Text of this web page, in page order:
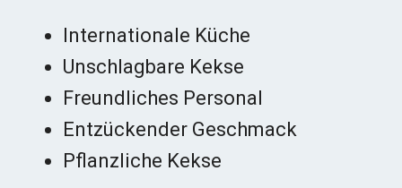
Internationale Küche
Unschlagbare Kekse
Freundliches Personal
Entzückender Geschmack
Pflanzliche Kekse